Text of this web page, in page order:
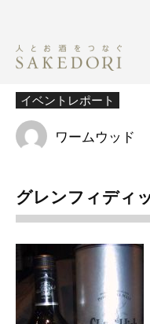
イベントレポート
ワームウッド
グレンフィディ